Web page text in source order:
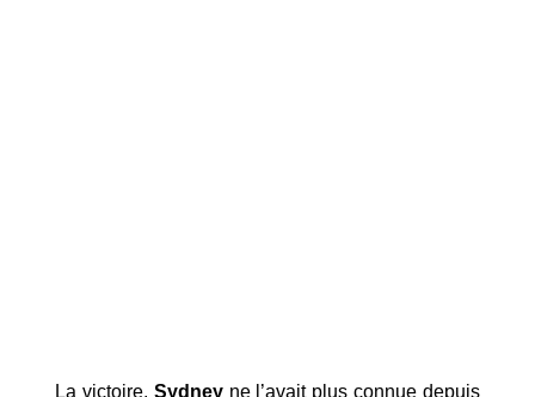
La victoire, Sydneyne l’avait plus connue depuis